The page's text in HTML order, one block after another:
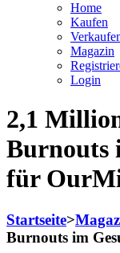
Home
Kaufen
Magazin
Login
2,1
Burnouts
für
Startseite>
Burnouts im